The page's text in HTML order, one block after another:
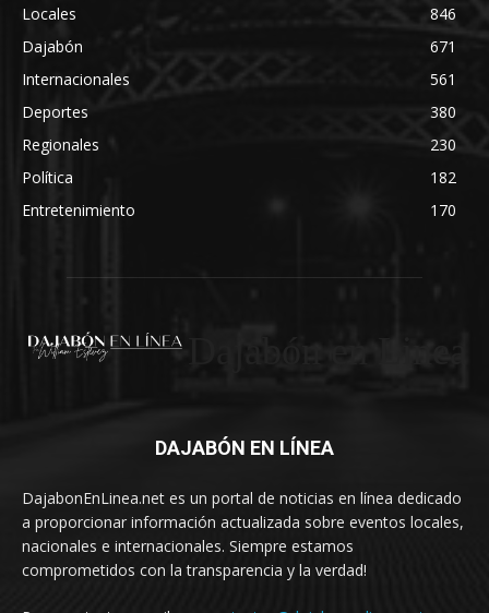
Locales
846
Dajabón
671
Internacionales
561
Deportes
380
Regionales
230
Política
182
Entretenimiento
170
DAJABÓN EN LÍNEA
DajabonEnLinea.net es un portal de noticias en línea dedicado
a proporcionar información actualizada sobre eventos locales,
nacionales e internacionales. Siempre estamos
comprometidos con la transparencia y la verdad!